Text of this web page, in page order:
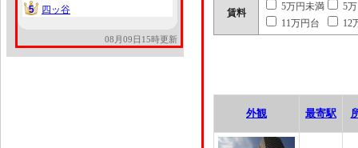
5
5 四ッ谷
08月09日15時更新
賃料
5万円未満
5
11万円台
12
外観 最寄駅